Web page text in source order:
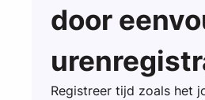
door
Registreer tijd zoals het